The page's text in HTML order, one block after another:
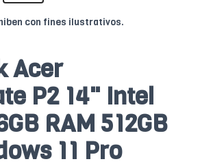
con fines ilustrativos.
Acer
P2 14" Intel
RAM 512GB
11 Pro